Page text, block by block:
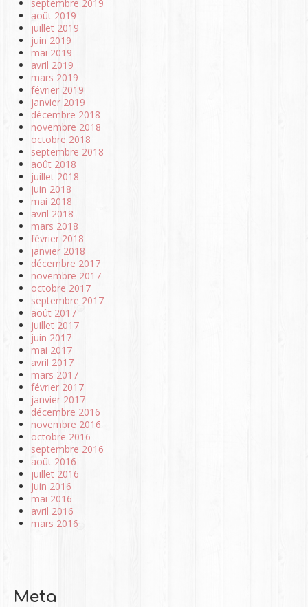
septembre 2019
août 2019
juillet 2019
juin 2019
mai 2019
avril 2019
mars 2019
février 2019
janvier 2019
décembre 2018
novembre 2018
octobre 2018
septembre 2018
août 2018
juillet 2018
juin 2018
mai 2018
avril 2018
mars 2018
février 2018
janvier 2018
décembre 2017
novembre 2017
octobre 2017
septembre 2017
août 2017
juillet 2017
juin 2017
mai 2017
avril 2017
mars 2017
février 2017
janvier 2017
décembre 2016
novembre 2016
octobre 2016
septembre 2016
août 2016
juillet 2016
juin 2016
mai 2016
avril 2016
mars 2016
Meta